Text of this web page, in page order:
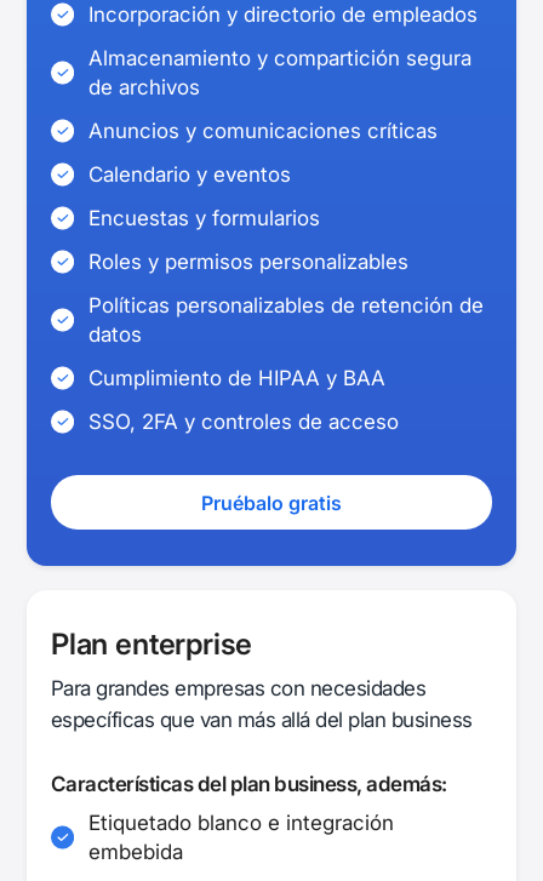
Incorporación y directorio de empleados
Almacenamiento y compartición segura
de archivos
Anuncios y comunicaciones críticas
Calendario y eventos
Encuestas y formularios
Roles y permisos personalizables
Políticas personalizables de retención de
datos
Cumplimiento de HIPAA y BAA
SSO, 2FA y controles de acceso
Pruébalo gratis
Plan enterprise
Para grandes empresas con necesidades
específicas que van más allá del plan business
Características del plan business, además:
Etiquetado blanco e integración
embebida